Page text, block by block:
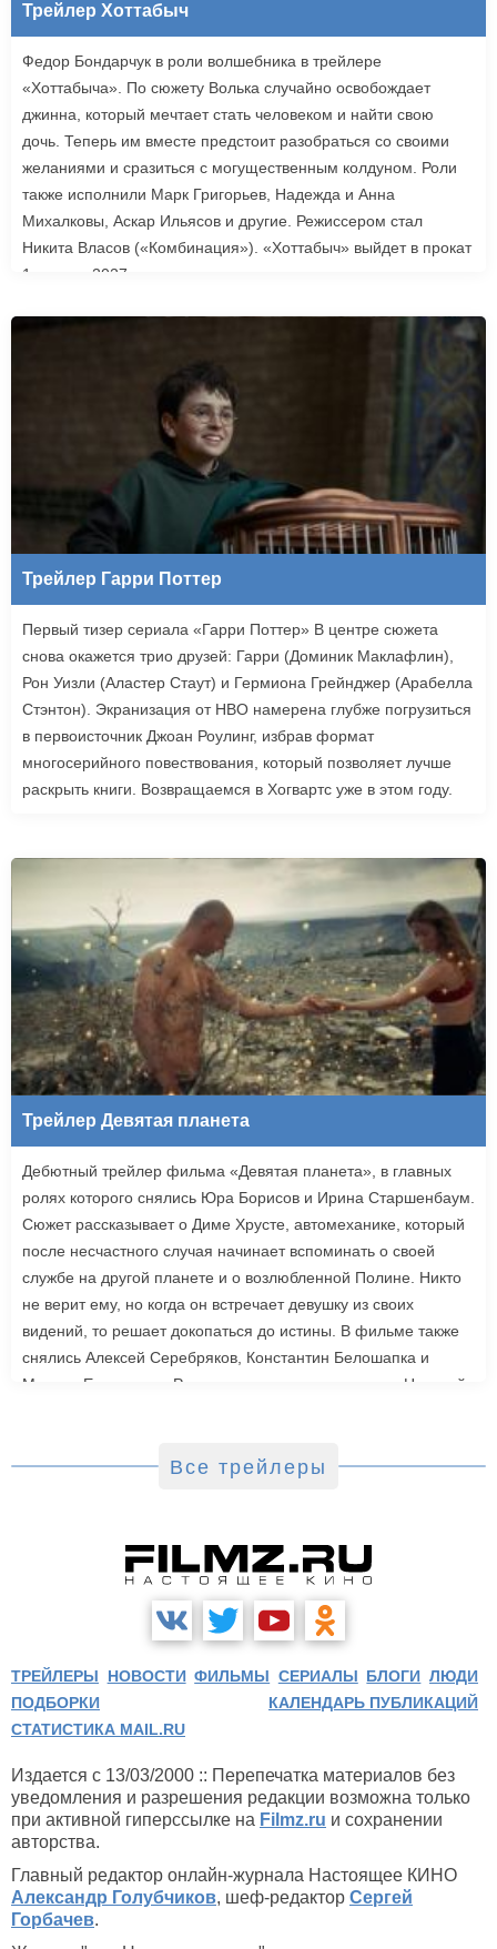
Трейлер Хоттабыч
Федор Бондарчук в роли волшебника в трейлере
«Хоттабыча». По сюжету Волька случайно освобождает
джинна, который мечтает стать человеком и найти свою
дочь. Теперь им вместе предстоит разобраться со своими
желаниями и сразиться с могущественным колдуном. Роли
также исполнили Марк Григорьев, Надежда и Анна
Михалковы, Аскар Ильясов и другие. Режиссером стал
Никита Власов («Комбинация»). «Хоттабыч» выйдет в прокат
1 января 2027 года.
Трейлер Гарри Поттер
Первый тизер сериала «Гарри Поттер» В центре сюжета
снова окажется трио друзей: Гарри (Доминик Маклафлин),
Рон Уизли (Аластер Стаут) и Гермиона Грейнджер (Арабелла
Стэнтон). Экранизация от HBO намерена глубже погрузиться
в первоисточник Джоан Роулинг, избрав формат
многосерийного повествования, который позволяет лучше
раскрыть книги. Возвращаемся в Хогвартс уже в этом году.
Трейлер Девятая планета
Дебютный трейлер фильма «Девятая планета», в главных
ролях которого снялись Юра Борисов и Ирина Старшенбаум.
Сюжет рассказывает о Диме Хрусте, автомеханике, который
после несчастного случая начинает вспоминать о своей
службе на другой планете и о возлюбленной Полине. Никто
не верит ему, но когда он встречает девушку из своих
видений, то решает докопаться до истины. В фильме также
снялись Алексей Серебряков, Константин Белошапка и
Максим Емельянов. Режиссером картины выступил Николай
Все трейлеры
ТРЕЙЛЕРЫ НОВОСТИ ФИЛЬМЫ СЕРИАЛЫ БЛОГИ ЛЮДИ
ПОДБОРКИ
КАЛЕНДАРЬ ПУБЛИКАЦИЙ
СТАТИСТИКА MAIL.RU
Издается с 13/03/2000 :: Перепечатка материалов без
уведомления и разрешения редакции возможна только
при активной гиперссылке на Filmz.ru и сохранении
авторства.
Главный редактор онлайн-журнала Настоящее КИНО
Александр Голубчиков, шеф-редактор Сергей
Горбачев.